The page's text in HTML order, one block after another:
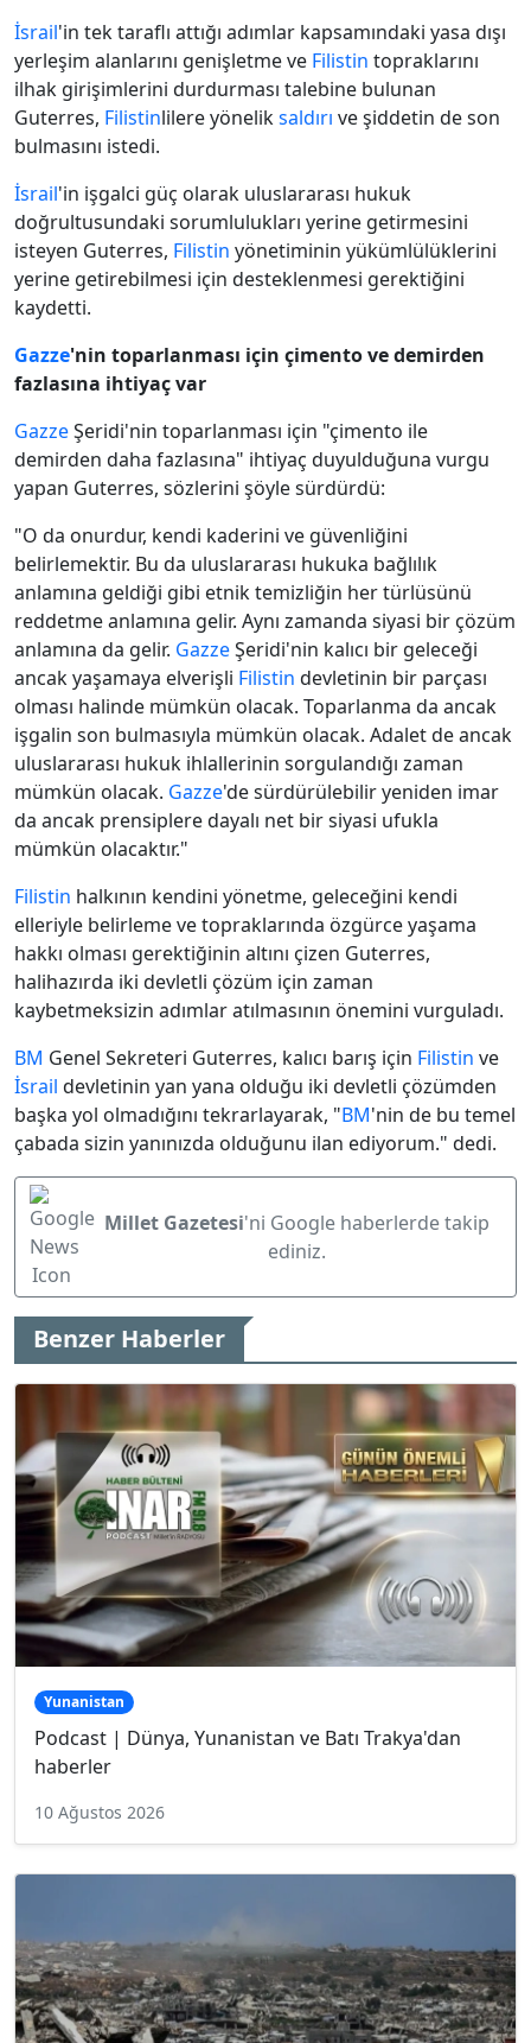
İsrail'in tek taraflı attığı adımlar kapsamındaki yasa dışı
yerleşim alanlarını genişletme ve Filistin topraklarını
ilhak girişimlerini durdurması talebine bulunan
Guterres, Filistinlilere yöneliksaldırı ve şiddetin de son
bulmasını istedi.
İsrail'in işgalci güç olarak uluslararası hukuk
doğrultusundaki sorumlulukları yerine getirmesini
isteyen Guterres, Filistin yönetiminin yükümlülüklerini
yerine getirebilmesi için desteklenmesi gerektiğini
kaydetti.
Gazze'nin toparlanması için çimento ve demirden
fazlasına ihtiyaç var
GazzeŞeridi'nin toparlanması için "çimento ile
demirden daha fazlasına" ihtiyaç duyulduğuna vurgu
yapan Guterres, sözlerini şöyle sürdürdü:
"O da onurdur, kendi kaderini ve güvenliğini
belirlemektir. Bu da uluslararası hukuka bağlılık
anlamına geldiği gibi etnik temizliğin her türlüsünü
reddetme anlamına gelir. Aynı zamanda siyasi bir çözüm
anlamına da gelir. GazzeŞeridi'nin kalıcı bir geleceği
ancak yaşamaya elverişli Filistin devletinin bir parçası
olması halinde mümkün olacak. Toparlanma da ancak
işgalin son bulmasıyla mümkün olacak. Adalet de ancak
uluslararası hukuk ihlallerinin sorgulandığı zaman
mümkün olacak. Gazze'de sürdürülebilir yeniden imar
da ancak prensiplere dayalı net bir siyasi ufukla
mümkün olacaktır."
Filistin halkının kendini yönetme, geleceğini kendi
elleriyle belirleme ve topraklarında özgürce yaşama
hakkı olması gerektiğinin altını çizen Guterres,
halihazırda iki devletli çözüm için zaman
kaybetmeksizin adımlar atılmasının önemini vurguladı.
BM Genel Sekreteri Guterres, kalıcı barış için Filistin ve
İsrail devletinin yan yana olduğu iki devletli çözümden
başka yol olmadığını tekrarlayarak, "BM'nin de bu temel
çabada sizin yanınızda olduğunu ilan ediyorum." dedi.
Millet Gazetesi'ni Google haberlerde takip
ediniz.
Benzer Haberler
Yunanistan
Podcast | Dünya, Yunanistan ve Batı Trakya'dan
haberler
10 Ağustos 2026